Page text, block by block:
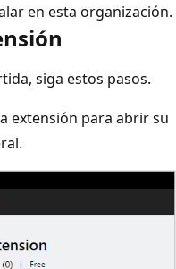
en esta organización.
siga estos pasos.
extensión para abrir su